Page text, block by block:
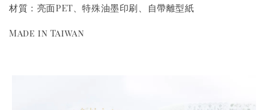
材質：亮面PET、特殊油墨印刷、自帶離型紙
Made in Taiwan